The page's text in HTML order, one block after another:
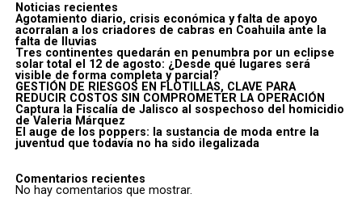
Noticias recientes
Agotamiento diario, crisis económica y falta de apoyo
acorralan a los criadores de cabras en Coahuila ante la
falta de lluvias
Tres continentes quedarán en penumbra por un eclipse
solar total el 12 de agosto: ¿Desde qué lugares será
visible de forma completa y parcial?
GESTIÓN DE RIESGOS EN FLOTILLAS, CLAVE PARA
REDUCIR COSTOS SIN COMPROMETER LA OPERACIÓN
Captura la Fiscalía de Jalisco al sospechoso del homicidio
de Valeria Márquez
El auge de los poppers: la sustancia de moda entre la
juventud que todavía no ha sido ilegalizada
Comentarios recientes
No hay comentarios que mostrar.